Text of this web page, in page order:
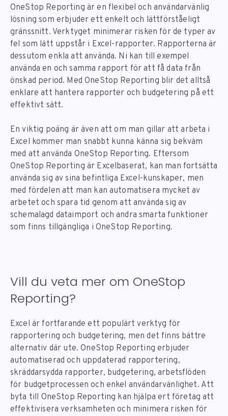
OneStop Reporting är en flexibel och användarvänlig
lösning som erbjuder ett enkelt och lättförståeligt
gränssnitt. Verktyget minimerar risken för de typer av
fel som lätt uppstår i Excel-rapporter. Rapporterna är
dessutom enkla att använda. Ni kan till exempel
använda en och samma rapport för att få data från
önskad period. Med OneStop Reporting blir det alltså
enklare att hantera rapporter och budgetering på ett
effektivt sätt.
En viktig poäng är även att om man gillar att arbeta i
Excel kommer man snabbt kunna känna sig bekväm
med att använda OneStop Reporting. Eftersom
OneStop Reporting är Excelbaserat, kan man fortsätta
använda sig av sina befintliga Excel-kunskaper, men
med fördelen att man kan automatisera mycket av
arbetet och spara tid genom att använda sig av
schemalagd dataimport och andra smarta funktioner
som finns tillgängliga i OneStop Reporting.
Vill du veta mer om OneStop
Reporting?
Excel är fortfarande ett populärt verktyg för
rapportering och budgetering, men det finns bättre
alternativ där ute. OneStop Reporting erbjuder
automatiserad och uppdaterad rapportering,
skräddarsydda rapporter, budgetering, arbetsflöden
för budgetprocessen och enkel användarvänlighet. Att
byta till OneStop Reporting kan hjälpa ert företag att
effektivisera verksamheten och minimera risken för